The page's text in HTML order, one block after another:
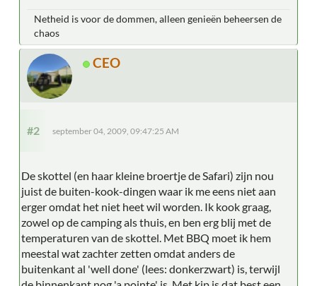
Netheid is voor de dommen, alleen genieën beheersen de
chaos
CEO
#2 september 04, 2009, 09:47:25 AM
De skottel (en haar kleine broertje de Safari) zijn nou
juist de buiten-kook-dingen waar ik me eens niet aan
erger omdat het niet heet wil worden. Ik kook graag,
zowel op de camping als thuis, en ben erg blij met de
temperaturen van de skottel. Met BBQ moet ik hem
meestal wat zachter zetten omdat anders de
buitenkant al 'well done' (lees: donkerzwart) is, terwijl